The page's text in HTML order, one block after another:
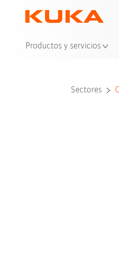
Productos y servicios
Sectores